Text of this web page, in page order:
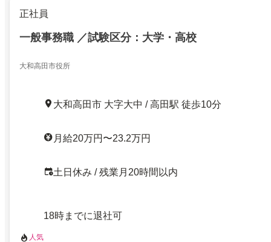
正社員
一般事務職 ／試験区分：大学・高校
大和高田市役所
大和高田市 大字大中 / 高田駅 徒歩10分
月給20万円〜23.2万円
土日休み / 残業月20時間以内
18時までに退社可
人気